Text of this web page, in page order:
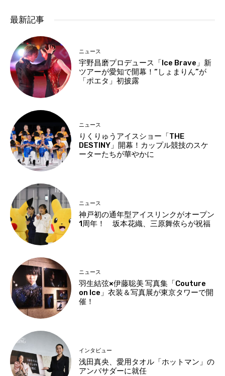
最新記事
ニュース
宇野昌磨プロデュース「Ice Brave」新
ツアーが愛知で開幕！“しょまりん”が
「ポエタ」初披露
ニュース
りくりゅうアイスショー「THE
DESTINY」開幕！カップル競技のスケ
ーターたちが華やかに
ニュース
神戸初の通年型アイスリンクがオープン
1周年！ 坂本花織、三原舞依らが祝福
ニュース
羽生結弦×伊藤聡美 写真集「Couture
on Ice」衣装＆写真展が東京タワーで開
催！
インタビュー
浅田真央、愛用タオル「ホットマン」の
アンバサダーに就任